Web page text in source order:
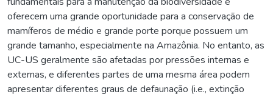
oferecem uma grande oportunidade para a conservação de
mamíferos de médio e grande porte porque possuem um
grande tamanho, especialmente na Amazônia. No entanto, as
UC-US geralmente são afetadas por pressões internas e
externas, e diferentes partes de uma mesma área podem
apresentar diferentes graus de defaunação (i.e., extinção